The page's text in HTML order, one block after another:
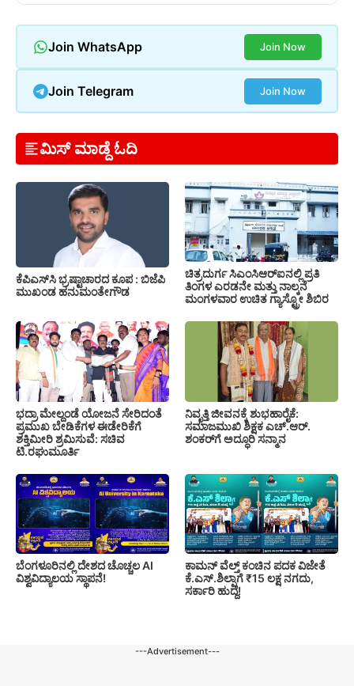
Join WhatsApp Join Now
Join Telegram Join Now
ಮಿಸ್ ಮಾಡ್ದೆ ಓದಿ
ಕೆಪಿಎಸ್‍ಸಿ ಭ್ರಷ್ಟಾಚಾರದ ಕೂಪ : ಬಿಜೆಪಿ
ಮುಖಂಡ ಹನುಮಂತೇಗೌಡ
ಚಿತ್ರದುರ್ಗ ಸಿಎಂಸಿಆರ್‍ಐನಲ್ಲಿ ಪ್ರತಿ
ತಿಂಗಳ ಎರಡನೇ ಮತ್ತು ನಾಲ್ಕನೆ
ಮಂಗಳವಾರ ಉಚಿತ ಗ್ಯಾಸ್ಟ್ರೋ ಶಿಬಿರ
ಭದ್ರಾ ಮೇಲ್ದಂಡೆ ಯೋಜನೆ ಸೇರಿದಂತೆ
ಪ್ರಮುಖ ಬೇಡಿಕೆಗಳ ಈಡೇರಿಕೆಗೆ
ಶಕ್ತಿಮೀರಿ ಶ್ರಮಿಸುವೆ: ಸಚಿವ
ಟಿ.ರಘುಮೂರ್ತಿ
ನಿವೃತ್ತಿ ಜೀವನಕ್ಕೆ ಶುಭಹಾರೈಕೆ:
ಸಮಾಜಮುಖಿ ಶಿಕ್ಷಕ ಎಚ್.ಆರ್.
ಶಂಕರ್‌ಗೆ ಅದ್ಧೂರಿ ಸನ್ಮಾನ
ಬೆಂಗಳೂರಿನಲ್ಲಿ ದೇಶದ ಚೊಚ್ಚಲ AI
ವಿಶ್ವವಿದ್ಯಾಲಯ ಸ್ಥಾಪನೆ!
ಕಾಮನ್ ವೆಲ್ತ್ ಕಂಚಿನ ಪದಕ ವಿಜೇತೆ
ಕೆ.ಎಸ್.ಶಿಲ್ಪಾಗೆ ₹15 ಲಕ್ಷ ನಗದು,
ಸರ್ಕಾರಿ ಹುದ್ದೆ!
---Advertisement---